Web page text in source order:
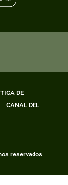
DE
CANAL DEL
reservados